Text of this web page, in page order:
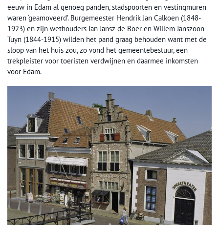
eeuw in Edam al genoeg panden, stadspoorten en vestingmuren
waren ‘geamoveerd’. Burgemeester Hendrik Jan Calkoen (1848-
1923) en zijn wethouders Jan Jansz de Boer en Willem Janszoon
Tuyn (1844-1915) wilden het pand graag behouden want met de
sloop van het huis zou, zo vond het gemeentebestuur, een
trekpleister voor toeristen verdwijnen en daarmee inkomsten
voor Edam.